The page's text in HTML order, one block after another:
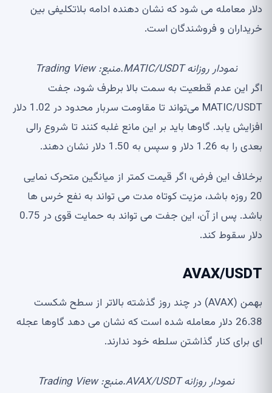
دلار معامله می شود که نشان دهنده ادامه بلاتکلیفی بین
خریداران و فروشندگان است.
نمودار روزانه MATIC/USDT.منبع: Trading View
اگر این عدم قطعیت به سمت بالا برطرف شود، جفت
MATIC/USDT می‌تواند تا مقاومت سربار محدود در 1.02 دلار
افزایش یابد. گاوها باید بر این مانع غلبه کنند تا شروع رالی
بعدی را به 1.26 دلار و سپس به 1.50 دلار نشان دهند.
برخلاف این فرض، اگر قیمت کمتر از میانگین متحرک نمایی
20 روزه باشد، مزیت کوتاه مدت می تواند به نفع خرس ها
باشد. پس از آن، این جفت می تواند به حمایت قوی در 0.75
دلار سقوط کند.
AVAX/USDT
بهمن (AVAX) در چند روز گذشته بالاتر از سطح شکست
26.38 دلار معامله شده است که نشان می دهد گاوها عجله
ای برای کنار گذاشتن سلطه خود ندارند.
نمودار روزانه AVAX/USDT.منبع: Trading View